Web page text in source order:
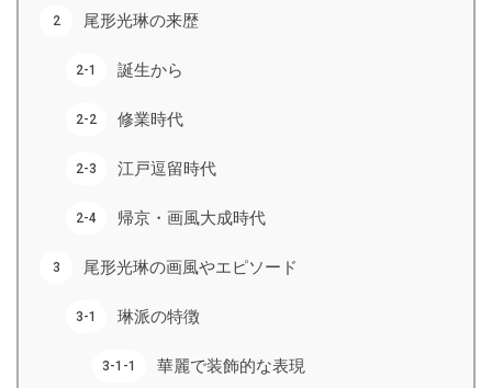
尾形光琳の来歴
誕生から
修業時代
江戸逗留時代
帰京・画風大成時代
尾形光琳の画風やエピソード
琳派の特徴
華麗で装飾的な表現